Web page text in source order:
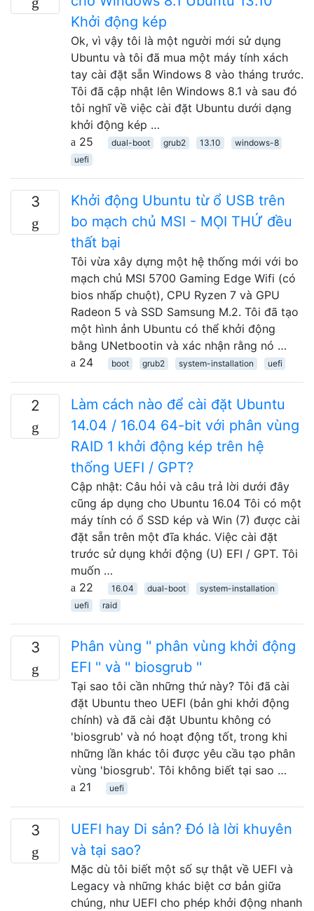
Khởi động kép
Ok, vì vậy tôi là một người mới sử dụng
Ubuntu và tôi đã mua một máy tính xách
tay cài đặt sẵn Windows 8 vào tháng trước.
Tôi đã cập nhật lên Windows 8.1 và sau đó
tôi nghĩ về việc cài đặt Ubuntu dưới dạng
khởi động kép …
25
dual-boot grub2 13.10
windows-8
uefi
3
Khởi động Ubuntu từ ổ USB trên
bo mạch chủ MSI - MỌI THỨ đều
thất bại
Tôi vừa xây dựng một hệ thống mới với bo
mạch chủ MSI 5700 Gaming Edge Wifi (có
bios nhấp chuột), CPU Ryzen 7 và GPU
Radeon 5 và SSD Samsung M.2. Tôi đã tạo
một hình ảnh Ubuntu có thể khởi động
bằng UNetbootin và xác nhận rằng nó …
24
boot grub2 system-installation uefi
2
Làm cách nào để cài đặt Ubuntu
14.04 / 16.04 64-bit với phân vùng
RAID 1 khởi động kép trên hệ
thống UEFI / GPT?
Cập nhật: Câu hỏi và câu trả lời dưới đây
cũng áp dụng cho Ubuntu 16.04 Tôi có một
máy tính có ổ SSD kép và Win (7) được cài
đặt sẵn trên một đĩa khác. Việc cài đặt
trước sử dụng khởi động (U) EFI / GPT. Tôi
muốn …
22
16.04 dual-boot
system-installation
uefi
raid
3
Phân vùng '' phân vùng khởi động
EFI '' và '' biosgrub ''
Tại sao tôi cần những thứ này? Tôi đã cài
đặt Ubuntu theo UEFI (bản ghi khởi động
chính) và đã cài đặt Ubuntu không có
'biosgrub' và nó hoạt động tốt, trong khi
những lần khác tôi được yêu cầu tạo phân
vùng 'biosgrub'. Tôi không biết tại sao …
21
uefi
3
UEFI hay Di sản? Đó là lời khuyên
và tại sao?
Mặc dù tôi biết một số sự thật về UEFI và
Legacy và những khác biệt cơ bản giữa
chúng, như UEFI cho phép khởi động nhanh